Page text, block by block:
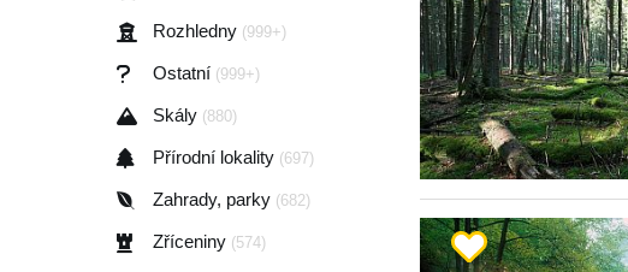
Rozhledny (999+)
Ostatní (999+)
Skály (880)
Přírodní lokality (697)
Zahrady, parky (682)
Zříceniny (574)